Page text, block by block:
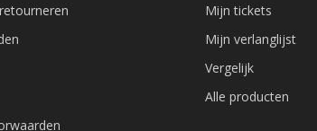
Mijn tickets
Mijn verlanglijst
Vergelijk
Alle producten